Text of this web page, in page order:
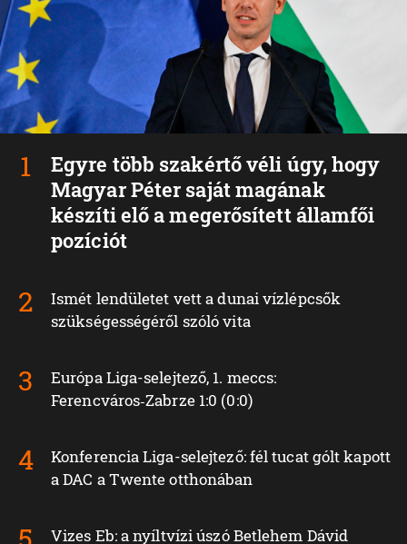
Egyre több szakértő véli úgy, hogy
Magyar Péter saját magának
készíti elő a megerősített államfői
pozíciót
Ismét lendületet vett a dunai vízlépcsők
szükségességéről szóló vita
Európa Liga-selejtező, 1. meccs:
Ferencváros‑Zabrze 1:0 (0:0)
Konferencia Liga-selejtező: fél tucat gólt kapott
a DAC a Twente otthonában
Vizes Eb: a nyíltvízi úszó Betlehem Dávid